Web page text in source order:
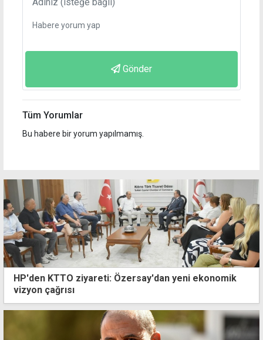
Gönder
Tüm Yorumlar
Bu habere bir yorum yapılmamış.
HP'den KTTO ziyareti: Özersay'dan yeni ekonomik
vizyon çağrısı